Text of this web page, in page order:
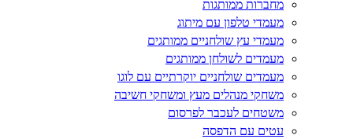
מחברות ממותגות
מעמדי טלפון עם מיתוג
מעמדי עץ שולחניים ממותגים
מעמדים לשולחן ממותגים
מעמדים שולחניים יוקרתיים עם לוגו
משחקי מנהלים מעץ ומשחקי חשיבה
משטחים לעכבר לפרסום
עטים עם הדפסה